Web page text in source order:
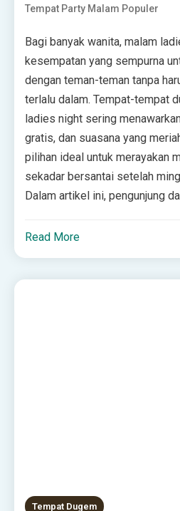
Tempat Party Malam Populer
Bagi banyak wanita, malam
kesempatan yang sempurna
dengan teman-teman tanpa
terlalu dalam. Tempat-tempat
ladies night sering
gratis, dan suasana yang
pilihan ideal untuk merayakan
sekadar bersantai setelah
Dalam artikel ini, pengunjung
Read More
Tempat Dugem